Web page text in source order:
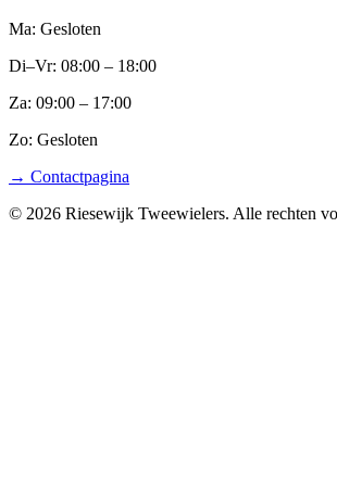
Ma: Gesloten
Di–Vr: 08:00 – 18:00
Za: 09:00 – 17:00
Zo: Gesloten
→ Contactpagina
© 2026 Riesewijk Tweewielers. Alle rechten